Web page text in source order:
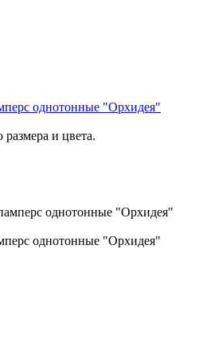
однотонные "Орхидея"
и цвета.
однотонные "Орхидея"